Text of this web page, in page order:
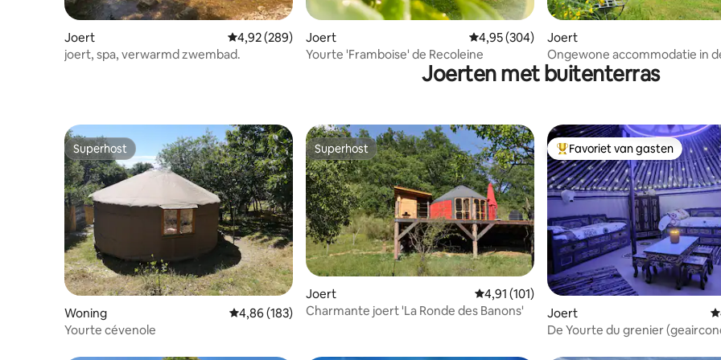
Joert Gemiddelde beoordeling van 4,92 uit 5, 289 recensies
4,92 (289)
joert, spa, verwarmd zwembad.
Joert Gemiddelde beoordeling van 4,95 uit 5, 304
4,95 (304)
Yourte 'Framboise' de Recoleine
Joert
Ongewone accommodatie in
Ardèche (Vert&Bois)
Joerten met buitenterras
Superhost
Superhost
Woning Gemiddelde beoordeling van 4,86 uit 5, 183 recensies
4,86 (183)
Yourte cévenole
Superhost
Superhost
Joert Gemiddelde beoordeling van 4,91 uit 5, 101
4,91 (101)
Charmante joert 'La Ronde des Banons'
Topfavoriet van gasten
Favoriet van gasten
Joert
De Yourte du grenier